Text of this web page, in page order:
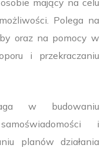
mający na celu
Polega na
oraz na pomocy w
i przekraczaniu
w budowaniu
i
planów działania